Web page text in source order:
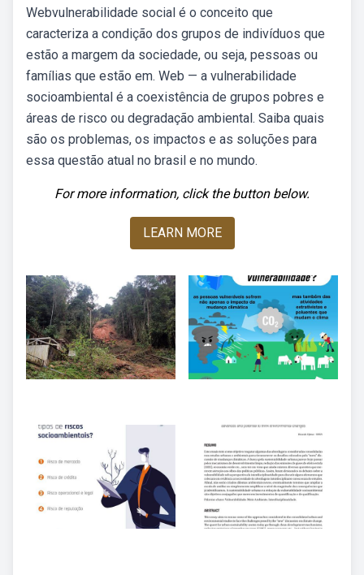
Webvulnerabilidade social é o conceito que
caracteriza a condição dos grupos de indivíduos que
estão a margem da sociedade, ou seja, pessoas ou
famílias que estão em. Web — a vulnerabilidade
socioambiental é a coexistência de grupos pobres e
áreas de risco ou degradação ambiental. Saiba quais
são os problemas, os impactos e as soluções para
essa questão atual no brasil e no mundo.
For more information, click the button below.
LEARN MORE